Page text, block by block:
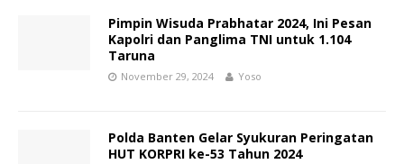
Pimpin Wisuda Prabhatar 2024, Ini Pesan
Kapolri dan Panglima TNI untuk 1.104
Taruna
November 29, 2024 Yoso
Polda Banten Gelar Syukuran Peringatan
HUT KORPRI ke-53 Tahun 2024